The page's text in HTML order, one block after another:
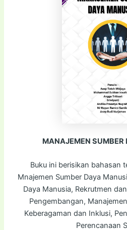
MANAJEMEN
Buku ini berisikan bahasan
Mnajemen Sumber Daya
Daya Manusia, Rekrutmen
Pengembangan,
Keberagaman dan Inklusi,
Perencanaan